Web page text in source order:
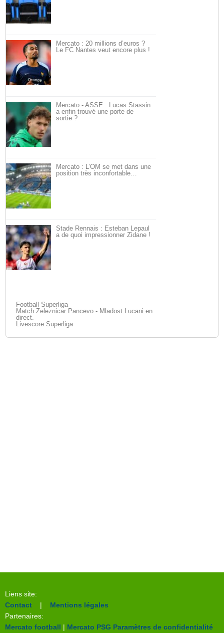
Mercato : 20 millions d’euros ?
Le FC Nantes veut encore plus !
Mercato - ASSE : Lucas Stassin
a enfin trouvé une porte de
sortie ?
Mercato : L’OM se met dans une
position très inconfortable…
Stade Rennais : Esteban Lepaul
a de quoi impressionner Zidane !
Football Superliga
Match Zeleznicar Pancevo - Mladost Lucani en
direct.
Livescore Superliga
Liens site:
Contact | Mentions légales
Partenaires:
Mercato football | Mercato PSG Paramètres de confidentialité